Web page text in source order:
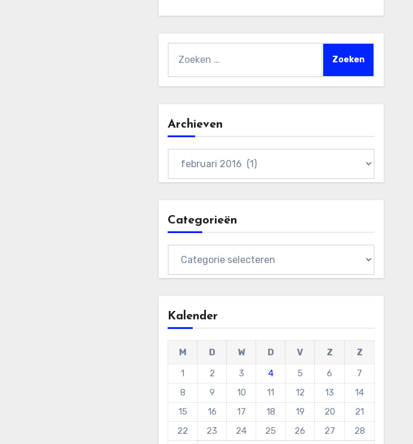
naar:
Archieven
Categorieën
Kalender
M D W D V Z
Z
1
2 3 4 5 6
7
8
9 10 11 12 13
14
15
16 17 18 19 20
21
22
23 24 25 26 27
28